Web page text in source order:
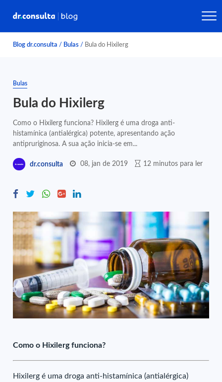
Blog dr.consulta / Bulas / Bula do Hixilerg
Bulas
Bula do Hixilerg
Como o Hixilerg funciona? Hixilerg é uma droga anti-
histamínica (antialérgica) potente, apresentando ação
antipruriginosa. A sua ação inicia-se em...
dr.consulta 08, jan de 2019 12 minutos para ler
Como o Hixilerg funciona?
Hixilerg é uma droga anti-histamínica (antialérgica)